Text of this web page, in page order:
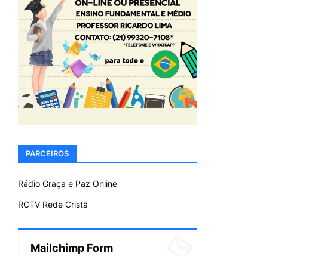
PARCEIROS
Rádio Graça e Paz Online
RCTV Rede Cristã
Mailchimp Form